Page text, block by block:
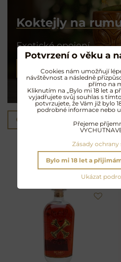
Koktejly na
Exotické opojení
NAMÍCHAT KOKTEJL
Předchozí produkt
Další
Potvrzení o věku a
Cookies nám umožňují
návštěvnost a následně
přímo na
Kliknutím na „Bylo mi 18 let a
vyjadřujete svůj souhlas s
potvrzujete, že Vám již bylo
podrobné informace nebo
Přejeme
Zásady
Ukázat
Bylo mi 18 let a